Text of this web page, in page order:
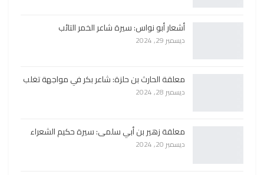
أشعار أبو نواس: سيرة شاعر الخمر التائب
ديسمبر 29, 2024
معلقة الحارث بن حلزة: شاعر بكر في مواجهة تغلب
ديسمبر 28, 2024
معلقة زهير بن أبي سلمى: سيرة حكيم الشعراء
ديسمبر 20, 2024